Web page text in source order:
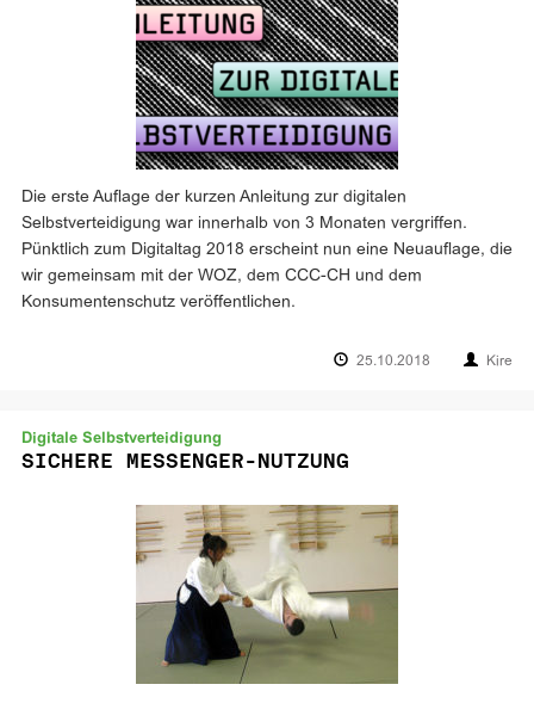
Die erste Auflage der kurzen Anleitung zur digitalen
Selbstverteidigung war innerhalb von 3 Monaten vergriffen.
Pünktlich zum Digitaltag 2018 erscheint nun eine Neuauflage, die
wir gemeinsam mit der WOZ, dem CCC-CH und dem
Konsumentenschutz veröffentlichen.
25.10.2018 Kire
Digitale Selbstverteidigung
SICHERE MESSENGER-NUTZUNG